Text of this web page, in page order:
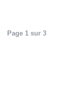
Page 1 sur 3